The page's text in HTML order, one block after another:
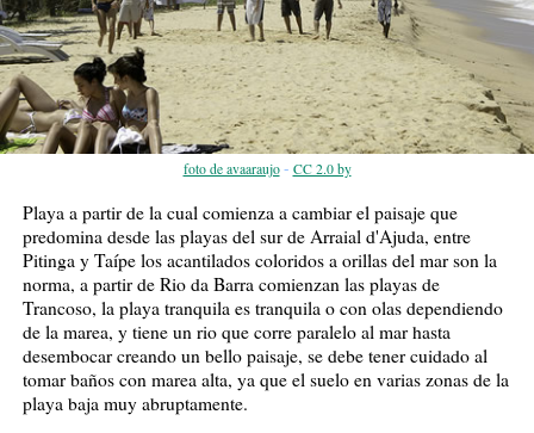
foto de avaaraujo- CC 2.0 by
Playa a partir de la cual comienza a cambiar el paisaje que
predomina desde las playas del sur de Arraial d'Ajuda, entre
Pitinga y Taípe los acantilados coloridos a orillas del mar son la
norma, a partir de Rio da Barra comienzan las playas de
Trancoso, la playa tranquila es tranquila o con olas dependiendo
de la marea, y tiene un rio que corre paralelo al mar hasta
desembocar creando un bello paisaje, se debe tener cuidado al
tomar baños con marea alta, ya que el suelo en varias zonas de la
playa baja muy abruptamente.